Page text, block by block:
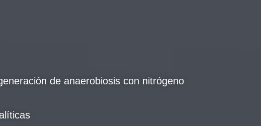
de anaerobiosis con nitrógeno